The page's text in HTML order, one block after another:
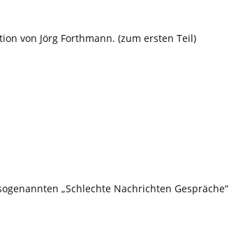
von Jörg Forthmann. (zum ersten Teil)
„Schlechte Nachrichten Gespräche“